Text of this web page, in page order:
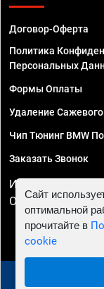
Договор-Оферта
Политика
Персональных
Формы Оплаты
Удаление
Чип Тюнинг BMW
Заказать Звонок
ИП Смирнов
ОГРНИП
© 2010 - 2026
Сайт
оптимальной
прочитайте в
cookie